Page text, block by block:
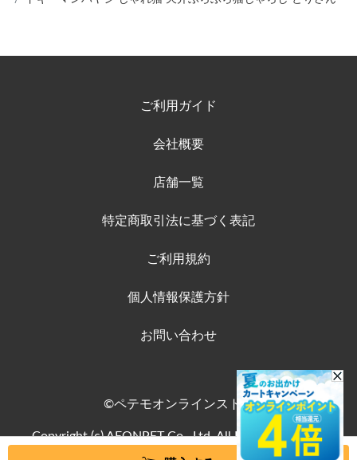
ご利用ガイド
会社概要
店舗一覧
特定商取引法に基づく表記
ご利用規約
個人情報保護方針
お問い合わせ
©ペテモオンラインストア
Copyright (c) AEONPET Co., Ltd. All Rights Reserved.